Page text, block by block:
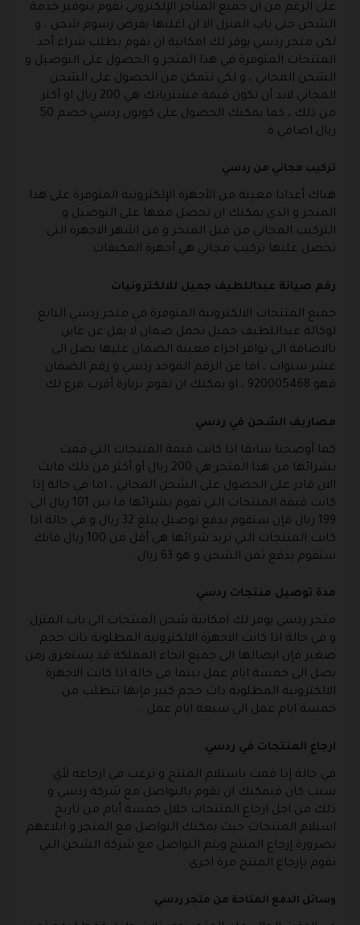
على الرغم من ان جميع المتاجر الإلكتروني تقوم بتوفير خدمة
الشحن حتى باب المنزل الا ان اغلبها يفرض رسوم شحن ، و
لكن متجر ردسي يوفر لك امكانية ان تقوم بطلب شراء أحد
المنتجات المتوفرة في هذا المتجر و الحصول على التوصيل و
الشحن المجاني ، و لكي تتمكن من الحصول على الشحن
المجاني لابد أن تكون قيمة مشترياتك هي 200 ريال او أكثر
من ذلك ، كما يمكنك الحصول على كوبون ردسي خصم 50
ريال اضافي ة.
تركيب مجاني من ردسي
هناك أعدادا معينة من الأجهزة الإلكترونية المتوفرة على هذا
المتجر و الذي يمكنك ان تحصل معها على التوصيل و
التركيب المجاني من قبل المتجر و من اشهر الاجهزة التي
تحصل عليها تركيب مجاني هي أجهزة المكيفات .
رقم صيانة عبداللطيف جميل للالكترونيات
جميع المنتجات الالكترونية المتوفرة في متجر ردسي التابع
لوكالة عبداللطيف جميل تحمل ضمان لا يقل عن عاين
بالاضافة الى توافر اجزاء معينة الضمان عليها يصل الى
عشر سنوات ، اما عن الرقم الموحد ردسي و رقم الضمان
فهو 920005468 ، او يمكنك ان تقوم بزيارة أقرب فرع لك .
مصاريف الشحن في ردسي
كما أوضحنا سابقا اذا كانت قيمة المنتجات التي قمت
بشرائها من هذا المتجر هي 200 ريال أو أكثر من ذلك فانت
الان قادر على الحصول على الشحن المجاني ، اما في حالة إذا
كانت قيمة المنتجات التي تقوم بشرائها ما بين 101 ريال الى
199 ريال فإن ستقوم بدفع توصيل يبلغ 32 ريال و في حالة اذا
كانت المنتجات التي تريد شرائها هي أقل من 100 ريال فانك
ستقوم بدفع ثمن الشحن و هو 63 ريال .
مدة توصيل منتجات ردسي
متجر ردسي يوفر لك امكانية شحن المنتجات الى باب المنزل
و في حالة اذا كانت الاجهزة الالكترونية المطلوبة ذات حجم
صغير فإن ايصالها الى جميع انحاء المملكة قد يستغرق زمن
يصل الى خمسة ايام عمل بينما في حالة اذا كانت الاجهزة
الالكترونية المطلوبة ذات حجم كبير فإنها تتطلب من
خمسة ايام عمل الى سبعة ايام عمل .
ارجاع المنتجات في ردسي
في حالة إذا قمت باستلام المنتج و ترغب في ارجاعه لأي
سبب كان فيمكنك ان تقوم بالتواصل مع شركة ردسي و
ذلك من اجل ارجاع المنتجات خلال خمسة أيام من تاريخ
استلام المنتجات حيث يمكنك التواصل مع المتجر و ابلاغهم
بضرورة إرجاع المنتج ويتم التواصل مع شركة الشحن التي
تقوم بإرجاع المنتج مرة اخرى .
وسائل الدفع المتاحة من متجر ردسي